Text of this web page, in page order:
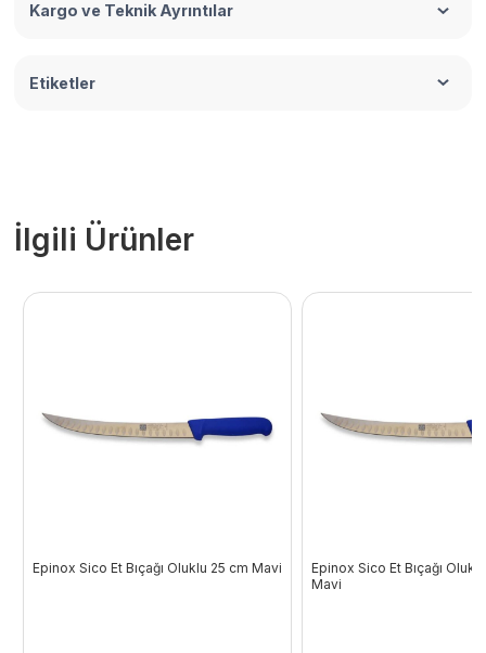
Kargo ve Teknik Ayrıntılar
Etiketler
İlgili Ürünler
Epinox Sico Et Bıçağı Oluklu 25 cm Mavi
Epinox Sico Et Bıçağı
Mavi